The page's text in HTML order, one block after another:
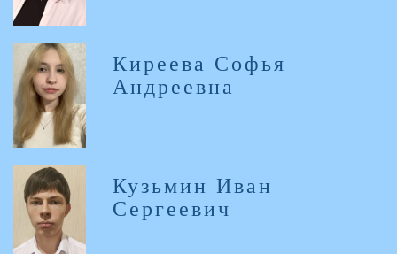
Киреева Софья
Андреевна
Кузьмин Иван
Сергеевич